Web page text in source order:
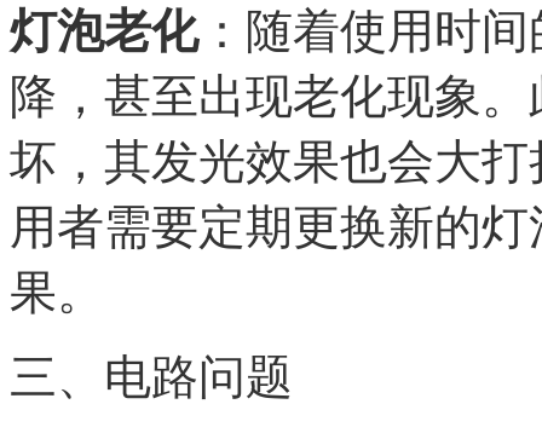
灯泡老化：随着使用时
降，甚至出现老化现象
坏，其发光效果也会大
用者需要定期更换新的
果。
三、电路问题